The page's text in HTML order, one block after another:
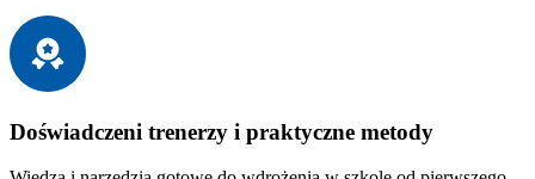
Doświadczeni trenerzy i praktyczne metody